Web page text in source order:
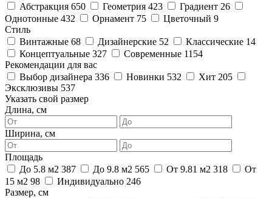
Абстракция 650 Геометрия 423 Градиент 26
Однотонные 432 Орнамент 75 Цветочный 9
Стиль
Винтажные 68 Дизайнерские 52 Классические 14
Концептуальные 327 Современные 1154
Рекомендации для вас
Выбор дизайнера 336 Новинки 532 Хит 205
Эксклюзивы 537
Указать свой размер
Длина, см
Ширина, см
Площадь
До 5.8 м2 387 До 9.8 м2 565 От 9.81 м2 318
От
15 м2 98 Индивидуально 246
Размер, см